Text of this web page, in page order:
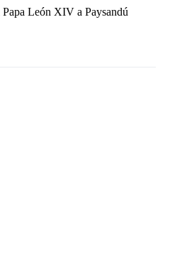
León XIV a Paysandú